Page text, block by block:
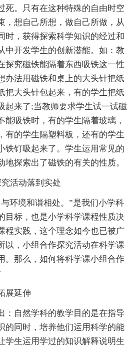
死。只有在这种特殊的自由时空
，想自己所想，做自己所做，从
时，获得探索科学知识的经过和
中开发学生的创新潜能。如：教
探究磁铁能隔着东西吸铁这一性
办法用磁铁和桌上的大头针把纸
把大头针包起来，有的学生把纸
起来了;当教师要求学生试一试磁
能吸铁时，有的学生隔着玻璃，
有的学生隔塑料板，还有的学生
铁钉吸起来了。学生运用常见的
地探索出了磁铁的有关的性质。
活动落到实处
环境和谐相处。”是我们小学科
目标，也是小学科学课程性质决
程实践，这个理念如今也已被广
以，小组合作探究活动在科学课
。那么，如何将科学课小组合作
展延伸
：自然学科的教学目的是在指导
的同时，培养他们运用科学的能
学生运用学过的知识解释说明生